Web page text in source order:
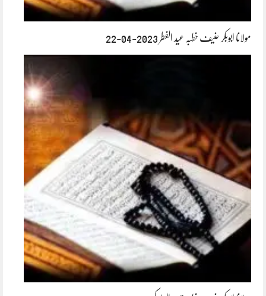
مولانا ابوبکر حنیف خطبہ عید الفطر 2023-04-22